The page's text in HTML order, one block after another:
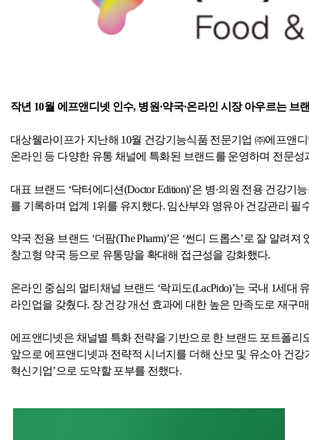
작년 10월 에프앤디넷 인수, 병원·약국·온라인 시장 아우르는 브
대상웰라이프가 지난해 10월 건강기능식품 전문기업 ㈜에프앤
온라인 등 다양한 유통 채널에 특화된 브랜드를 운영하며 전문
대표 브랜드 ‘닥터에디션(Doctor Edition)’은 병·의원 전용 건강기
를 기록하며 업계 1위를 유지했다. 임산부와 영유아 건강관리 필
약국 전용 브랜드 ‘더팜(The Pharm)’은 ‘썬디 드롭스’로 잘 알려져
창고형 약국 등으로 유통망을 확대해 접근성을 강화했다.
온라인 중심의 멀티채널 브랜드 ‘락피도(LacPido)’는 국내 1세대
라인업을 갖췄다. 장 건강 개선 효과에 대한 높은 만족도로 재구
에프앤디넷은 채널별 특화 전략을 기반으로 한 브랜드 포트폴
앞으로 에프앤디넷과 전략적 시너지를 더해 산모 및 유소아 건
혁신기업’으로 도약할 포부를 전했다.